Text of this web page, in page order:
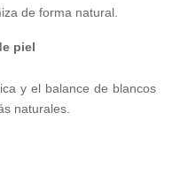
de forma natural.
piel
y el balance de blancos
naturales.